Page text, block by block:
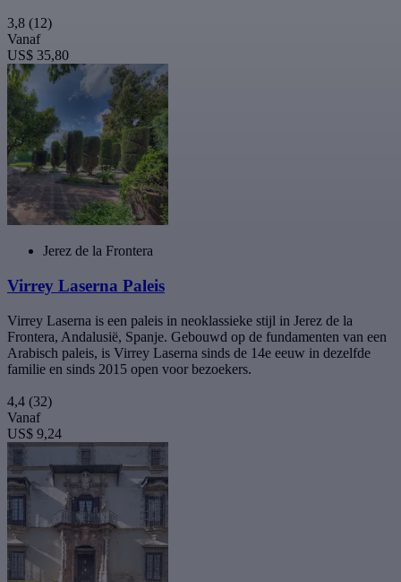
3,8 (12)
Vanaf
US$ 35,80
Jerez de la Frontera
Virrey Laserna Paleis
Virrey Laserna is een paleis in neoklassieke stijl in Jerez de la
Frontera, Andalusië, Spanje. Gebouwd op de fundamenten van een
Arabisch paleis, is Virrey Laserna sinds de 14e eeuw in dezelfde
familie en sinds 2015 open voor bezoekers.
4,4 (32)
Vanaf
US$ 9,24